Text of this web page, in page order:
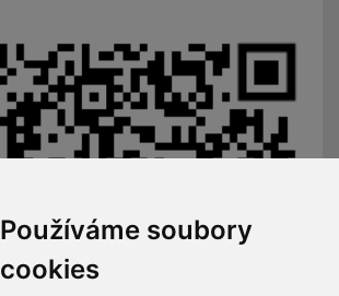
Používáme soubory
cookies